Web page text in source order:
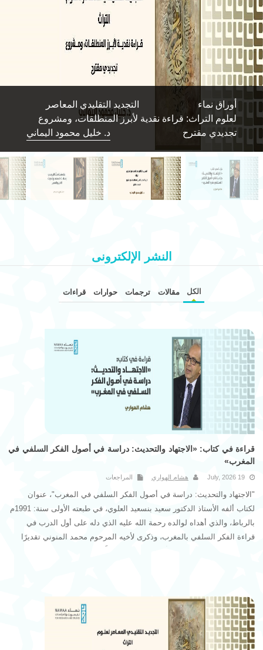
أوراق نماء
التجديد التقليدي المعاصر
لعلوم التراث: قراءة نقدية لأبرز المنطلقات، ومشروع
تجديدي مقترح
د. خليل محمود اليماني
النشر الإلكترونى
الكل مقالات ترجمات حوارات قراءات
قراءة في كتاب: «الاجتهاد والتحديث: دراسة في أصول الفكر السلفي في
المغرب»
19 July, 2026 هشام الهواري المراجعات
"الاجتهاد والتحديث: دراسة في أصول الفكر السلفي في المغرب"، عنوان
لكتاب ألفه الأستاذ الدكتور سعيد بنسعيد العلوي، في طبعته الأولى سنة: 1991م
بالرباط، والذي أهداه لوالده رحمة الله عليه الذي دله على أول الدرب في
قراءة الفكر السلفي بالمغرب، وذكرى لأخيه المرحوم محمد المنوني تقديرًا